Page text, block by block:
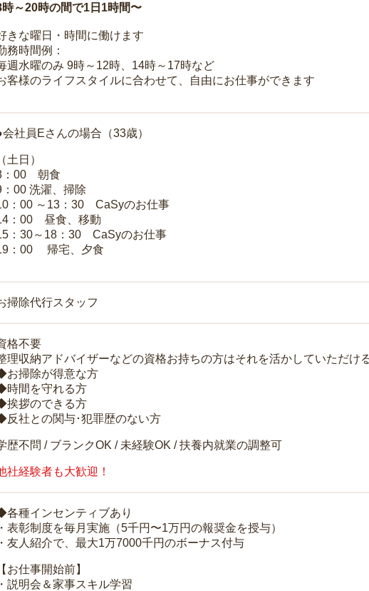
時～20時の間で1日1時間〜
きな曜日・時間に働けます
務時間例：
週水曜のみ 9時～12時、14時～17時など
客様のライフスタイルに合わせて、自由にお仕事ができます
会社員Eさんの場合（33歳）
（土日）
：00 朝食
：00 洗濯、掃除
：00 ～13：30 CaSyのお仕事
：00 昼食、移動
：30～18：30 CaSyのお仕事
：00 帰宅、夕食
掃除代行スタッフ
格不要
理収納アドバイザーなどの資格お持ちの方はそれを活かしていただけ
お掃除が得意な方
時間を守れる方
挨拶のできる方
反社との関与･犯罪歴のない方
歴不問 / ブランクOK / 未経験OK / 扶養内就業の調整可
社経験者も大歓迎！
各種インセンティブあり
・表彰制度を毎月実施（5千円〜1万円の報奨金を授与）
・友人紹介で、最大1万7000千円のボーナス付与
【お仕事開始前】
・説明会＆家事スキル学習